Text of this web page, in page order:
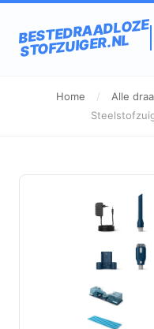
BESTEDRAADLOZE
STOFZUIGER.NL
Home / Alle